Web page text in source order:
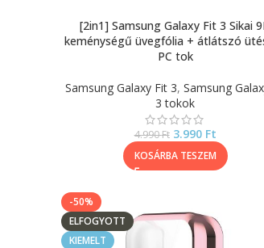
[2in1] Samsung Galaxy Fit 3 Sikai
keménységű üvegfólia + átlátszó
PC tok
Samsung Galaxy Fit 3, Samsung
3 tokok
4.990Ft 3.990 Ft
KOSÁRBA TESZEM
-50%
ELFOGYOTT
KIEMELT